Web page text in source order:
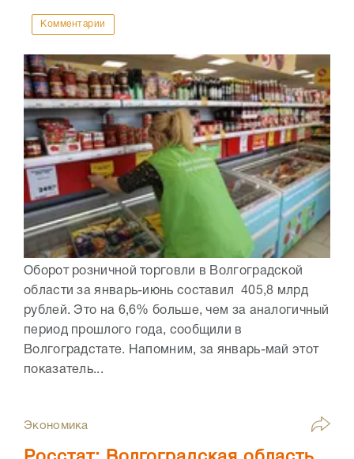
Комментарии
Оборот розничной торговли в Волгоградской
области за январь-июнь составил 405,8 млрд
рублей. Это на 6,6% больше, чем за аналогичный
период прошлого года, сообщили в
Волгоградстате. Напомним, за январь-май этот
показатель...
Экономика